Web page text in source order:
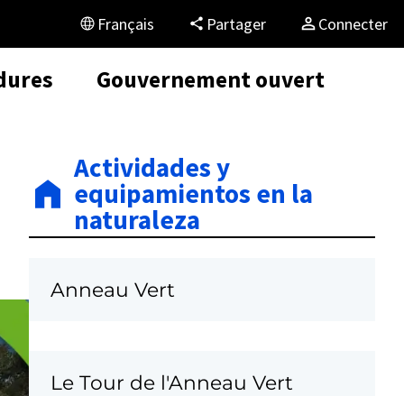
Français Partager Connecter
Gouvernement ouvert
Actividades y
equipamientos en la
naturaleza
Anneau Vert
Le Tour de l'Anneau Vert